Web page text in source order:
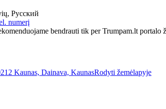
Русский
numerį
bendrauti tik per Trumpam.lt portalo
Kaunas, Dainava, KaunasRodyti žemėlapyje